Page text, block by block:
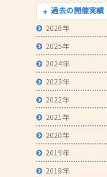
過去の開催実績
2026年
2025年
2024年
2023年
2022年
2021年
2020年
2019年
2018年